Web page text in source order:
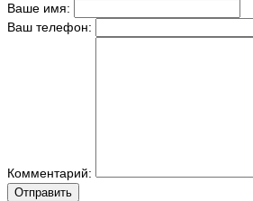
Ваше имя:
Ваш телефон:
Комментарий:
Отправить